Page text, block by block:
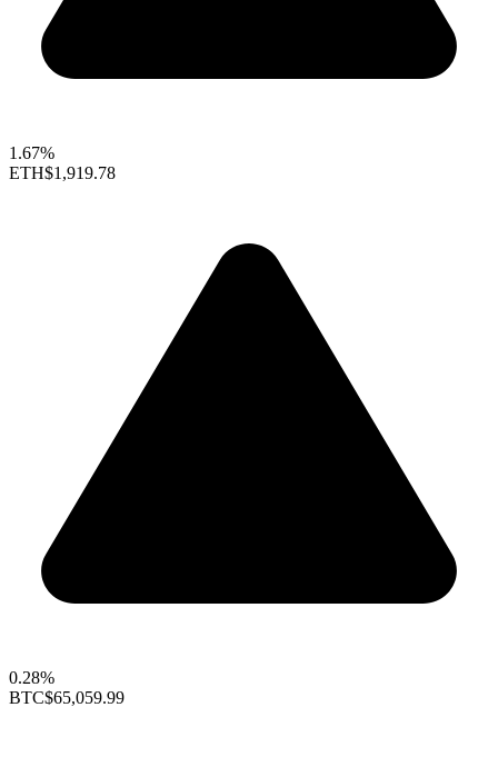
1.67%
ETH$1,919.78
0.28%
BTC$65,059.99